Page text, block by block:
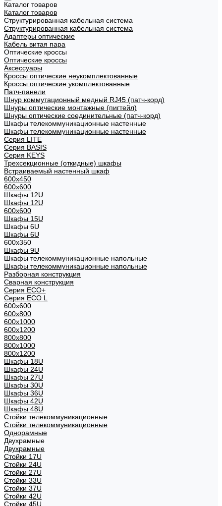
Каталог товаров
Каталог товаров
Структурированная кабельная система
Структурированная кабельная система
Адаптеры оптические
Кабель витая пара
Оптические кроссы
Оптические кроссы
Аксессуары
Кроссы оптические неукомплектованные
Кроссы оптические укомплектованные
Патч-панели
Шнур коммутационный медный RJ45 (патч-корд)
Шнуры оптические монтажные (пигтейл)
Шнуры оптические соединительные (патч-корд)
Шкафы телекоммуникационные настенные
Шкафы телекоммуникационные настенные
Cерия LITE
Cерия BASIS
Cерия KEYS
Трехсекционные (откидные) шкафы
Встраиваемый настенный шкаф
600x450
600x600
Шкафы 12U
Шкафы 12U
600x600
Шкафы 15U
Шкафы 6U
Шкафы 6U
600x350
Шкафы 9U
Шкафы телекоммуникационные напольные
Шкафы телекоммуникационные напольные
Разборная конструкция
Сварная конструкция
Серия ECO+
Серия ECO L
600x600
600x800
600х1000
600х1200
800x800
800х1000
800х1200
Шкафы 18U
Шкафы 24U
Шкафы 27U
Шкафы 30U
Шкафы 36U
Шкафы 42U
Шкафы 48U
Стойки телекоммуникационные
Стойки телекоммуникационные
Однорамные
Двухрамные
Двухрамные
Стойки 17U
Стойки 24U
Стойки 27U
Стойки 33U
Стойки 37U
Стойки 42U
Стойки 45U